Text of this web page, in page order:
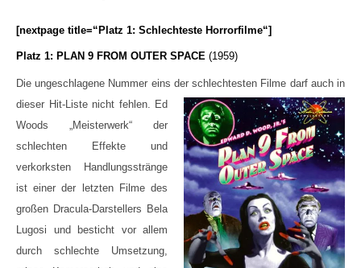
[nextpage title=“Platz 1: Schlechteste Horrorfilme“]
Platz 1: PLAN 9 FROM OUTER SPACE (1959)
Die ungeschlagene Nummer eins der schlechtesten Filme darf auch in
dieser Hit-Liste nicht fehlen. Ed
Woods „Meisterwerk“ der
schlechten Effekte und
verkorksten Handlungsstränge
ist einer der letzten Filme des
großen Dracula-Darstellers Bela
Lugosi und besticht vor allem
durch schlechte Umsetzung,